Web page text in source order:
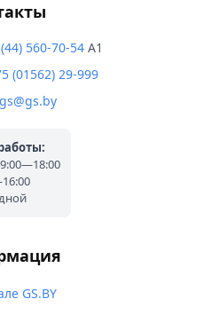
560-70-54 A1
(01562) 29-999
gs@gs.by
GS.BY